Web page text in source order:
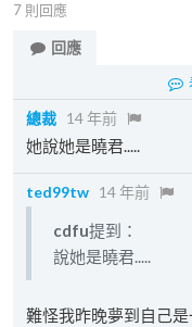
7 則回應
回應
總裁 14 年前
她說她是曉君.....
ted99tw 14 年前
cdfu提到：
說她是曉君.....
難怪我昨晚夢到自己